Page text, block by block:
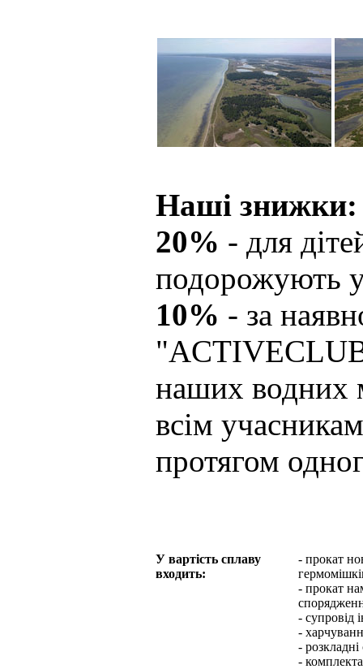
Наші знижки:
20% - для
подорожують у
10% - за
наших водних
всім
протягом
У вартість сплаву
входить:
- прокат
- прокат
- супровід
-
- розкладні
-